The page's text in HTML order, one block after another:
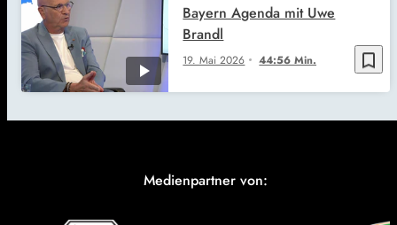
bookmark_border
19. Mai 2026 44:56 Min.
Bayern Agenda mit Uwe
Brandl
Medienpartner von: